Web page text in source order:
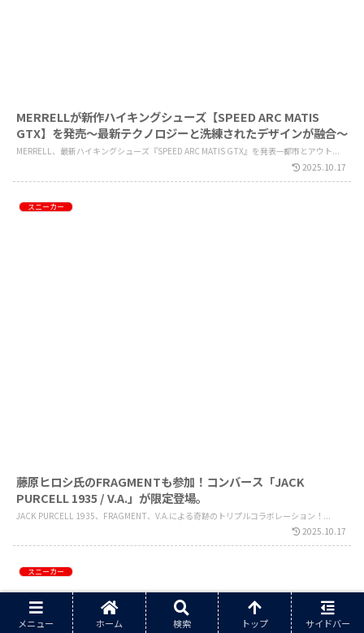
MERRELLが新作ハイキングシューズ【SPEED ARC MATIS
GTX】を発売～最新テクノロジーと洗練されたデザインが融合～
MERRELL、最新ハイキングシューズ『SPEED ARC MATIS GTX』を発表—都市とアウト...
2025.10.17
スニーカー
藤原ヒロシ氏のFRAGMENTも参加！コンバース「JACK
PURCELL 1935 / V.A.」が限定登場。
JACK PURCELL 1935、FRAGMENT、V.A.による奇跡のトリプルコラボレーション！...
2025.10.17
スニーカー
メニュー ホーム 検索 トップ サイドバー